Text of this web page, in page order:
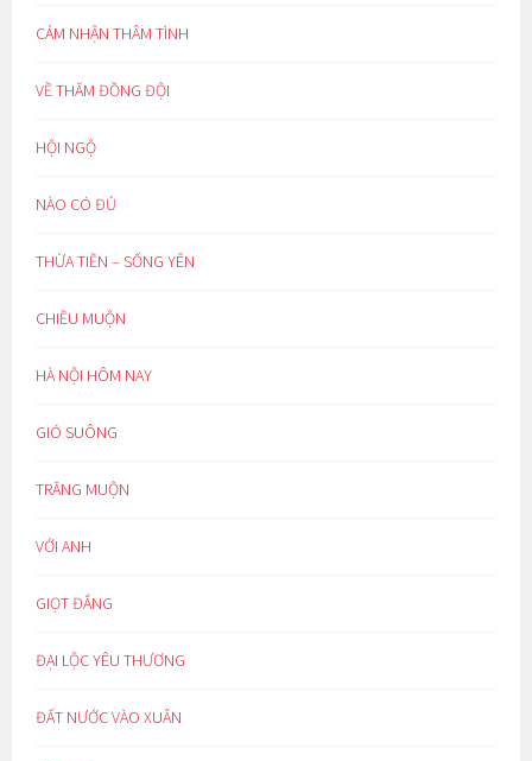
CẢM NHẬN THÂM TÌNH
VỀ THĂM ĐỒNG ĐỘI
HỘI NGỘ
NÀO CÓ ĐỦ
THỪA TIỀN – SỐNG YÊN
CHIỀU MUỘN
HÀ NỘI HÔM NAY
GIÓ SUÔNG
TRĂNG MUỘN
VỚI ANH
GIỌT ĐẮNG
ĐẠI LỘC YÊU THƯƠNG
ĐẤT NƯỚC VÀO XUÂN